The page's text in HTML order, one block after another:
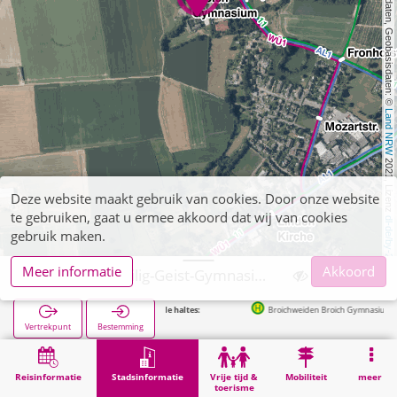
, Kartendaten, Geobasisdaten: ©
Land NRW
2021, Lizenz
dl-de/by-2-0
Reisinformatie Stadsinformatie
Vrije tijd &
toerisme
Mobiliteit meer
Vertrekpunt Bestemming
Volgende haltes: Broichweiden Broich Gymnasium in 34m
Stadsinformatie Opleiding Würselen, Heilig-Geist-Gymnasium HGG
Deze website maakt gebruik van cookies. Door onze website
te gebruiken, gaat u ermee akkoord dat wij van cookies
gebruik maken.
Meer informatie
Akkoord